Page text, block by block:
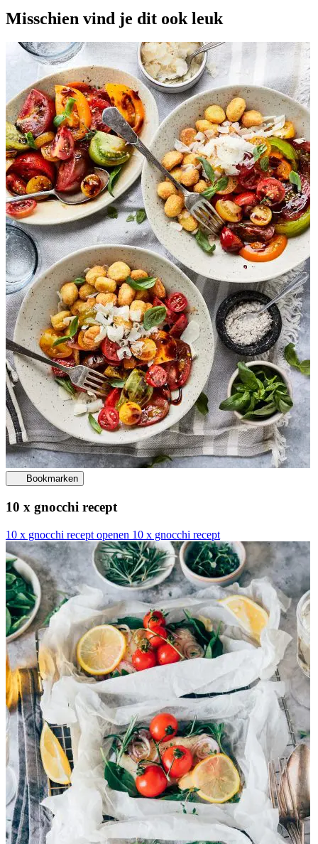
Misschien vind je dit ook leuk
Bookmarken
10 x gnocchi recept
10 x gnocchi recept openen 10 x gnocchi recept